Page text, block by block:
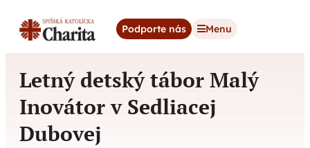
Podporte nás Menu
Letný detský tábor Malý
Inovátor v Sedliacej
Dubovej